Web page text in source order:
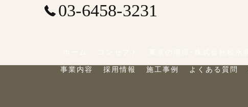
03-6458-3231
事業内容 採用情報 施工事例 よくある質問